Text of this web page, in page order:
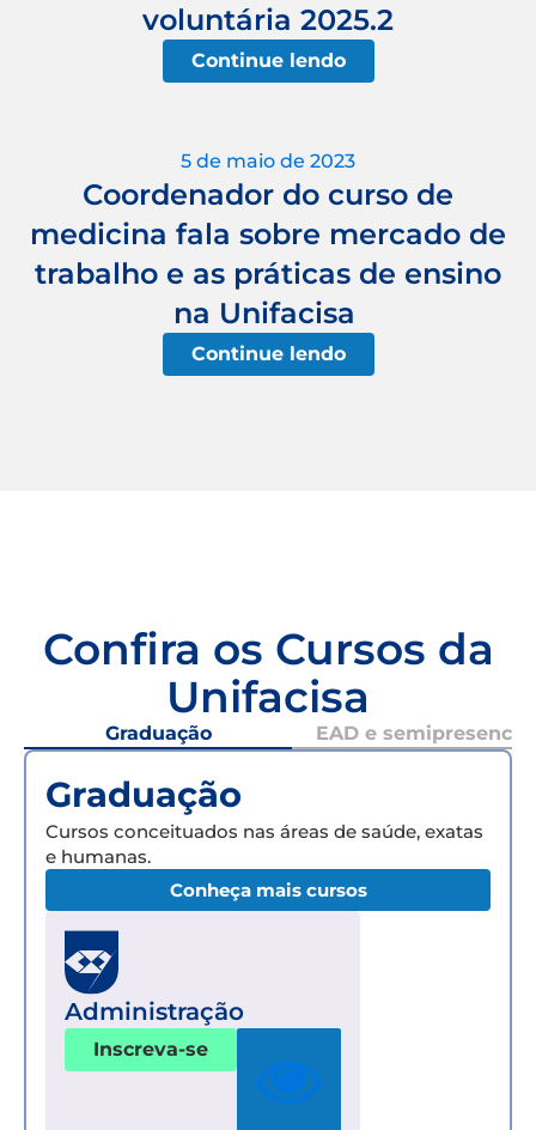
voluntária 2025.2
Continue lendo
5 de maio de 2023
Coordenador do curso de
medicina fala sobre mercado de
trabalho e as práticas de ensino
na Unifacisa
Continue lendo
Confira os Cursos da
Unifacisa
Graduação EAD e semipresencial
Graduação
Cursos conceituados nas áreas de saúde, exatas
e humanas.
Conheça mais cursos
Administração
Inscreva-se